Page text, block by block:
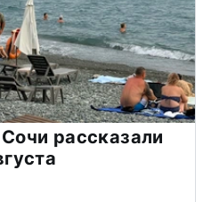
рассказали